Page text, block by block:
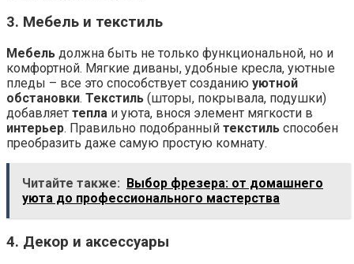
3. Мебель и текстиль
Мебель должна быть не только функциональной, но и
комфортной. Мягкие диваны, удобные кресла, уютные
пледы – все это способствует созданию уютной
обстановки. Текстиль (шторы, покрывала, подушки)
добавляет тепла и уюта, внося элемент мягкости в
интерьер. Правильно подобранный текстиль способен
преобразить даже самую простую комнату.
Читайте также: Выбор фрезера: от домашнего
уюта до профессионального мастерства
4. Декор и аксессуары